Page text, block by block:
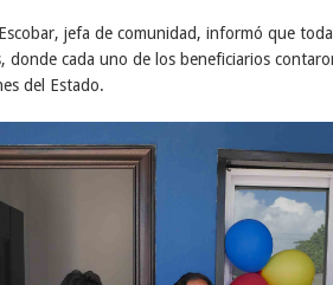
jefa de comunidad, informó que
donde cada uno de los beneficiarios
del Estado.